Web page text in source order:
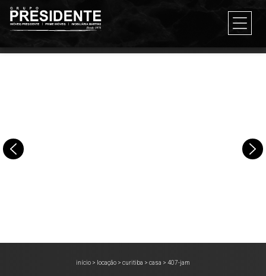
início > locação > curitiba > casa > 407-jam